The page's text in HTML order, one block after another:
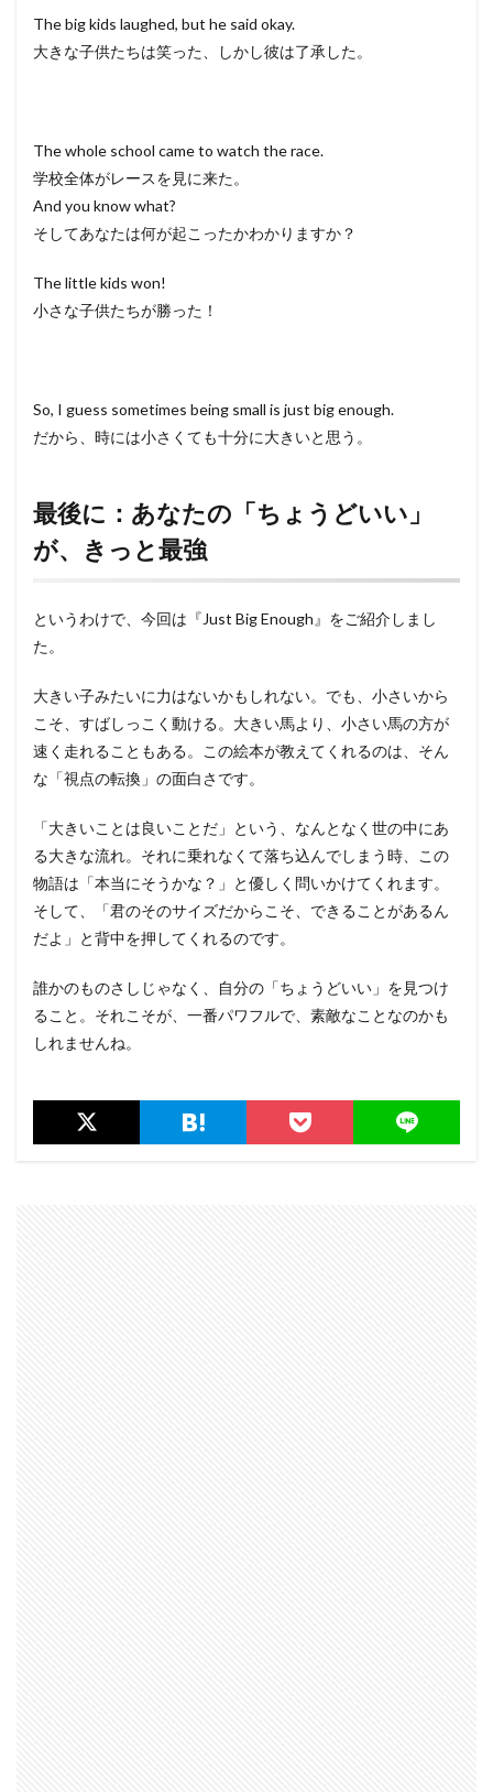
The big kids laughed, but he said okay.
大きな子供たちは笑った、しかし彼は了承した。
The whole school came to watch the race.
学校全体がレースを見に来た。
And you know what?
そしてあなたは何が起こったかわかりますか？
The little kids won!
小さな子供たちが勝った！
So, I guess sometimes being small is just big enough.
だから、時には小さくても十分に大きいと思う。
最後に：あなたの「ちょうどいい」
が、きっと最強
というわけで、今回は『Just Big Enough』をご紹介しまし
た。
大きい子みたいに力はないかもしれない。でも、小さいから
こそ、すばしっこく動ける。大きい馬より、小さい馬の方が
速く走れることもある。この絵本が教えてくれるのは、そん
な「視点の転換」の面白さです。
「大きいことは良いことだ」という、なんとなく世の中にあ
る大きな流れ。それに乗れなくて落ち込んでしまう時、この
物語は「本当にそうかな？」と優しく問いかけてくれます。
そして、「君のそのサイズだからこそ、できることがあるん
だよ」と背中を押してくれるのです。
誰かのものさしじゃなく、自分の「ちょうどいい」を見つけ
ること。それこそが、一番パワフルで、素敵なことなのかも
しれませんね。